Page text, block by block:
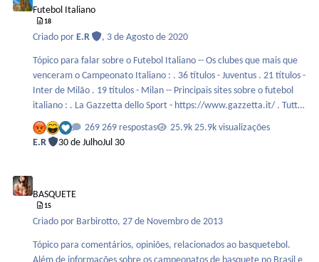
Futebol Italiano
18
Criado porE.R , 3 de Agosto de 2020
Tópico para falar sobre o Futebol Italiano -- Os clubes que mais que
venceram o Campeonato Italiano : . 36 títulos - Juventus . 21 títulos -
Inter de Milão . 19 títulos - Milan -- Principais sites sobre o futebol
italiano : . La Gazzetta dello Sport - https://www.gazzetta.it/ . Tutto
Sport - http://www.tuttosport.com/
269 respostas
25.9k visualizações
E.R
30 de JulhoJul 30
BASQUETE
15
Criado por Barbirotto,27 de Novembro de 2013
Tópico para comentários, opiniões, relacionados ao basquetebol.